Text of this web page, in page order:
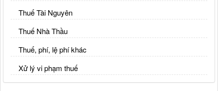
Thuế Tài Nguyên
Thuế Nhà Thầu
Thuế, phí, lệ phí khác
Xử lý vi phạm thuế